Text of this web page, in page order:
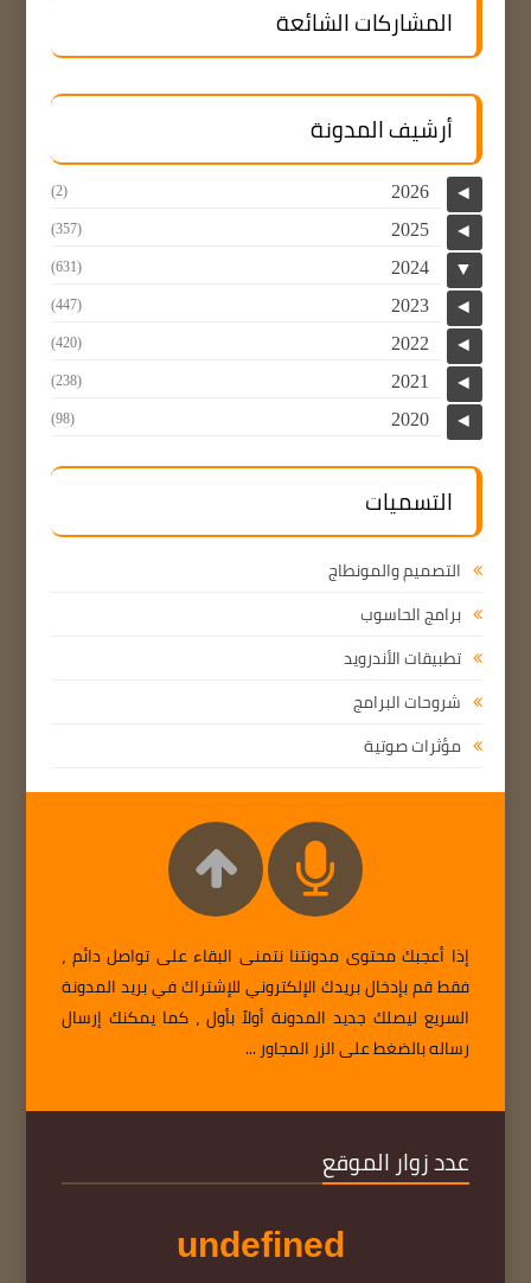
المشاركات الشائعة
أرشيف المدونة
◄
2026
(2)
◄
2025
(357)
▼
2024
(631)
◄
2023
(447)
◄
2022
(420)
◄
2021
(238)
◄
2020
(98)
التسميات
التصميم والمونطاج
برامج الحاسوب
تطبيقات الأندرويد
شروحات البرامج
مؤثرات صوتية
إذا أعجبك محتوى مدونتنا نتمنى البقاء على تواصل دائم ،
فقط قم بإدخال بريدك الإلكتروني للإشتراك في بريد المدونة
السريع ليصلك جديد المدونة أولاً بأول ، كما يمكنك إرسال
رساله بالضغط على الزر المجاور ...
عدد زوار الموقع
undefined